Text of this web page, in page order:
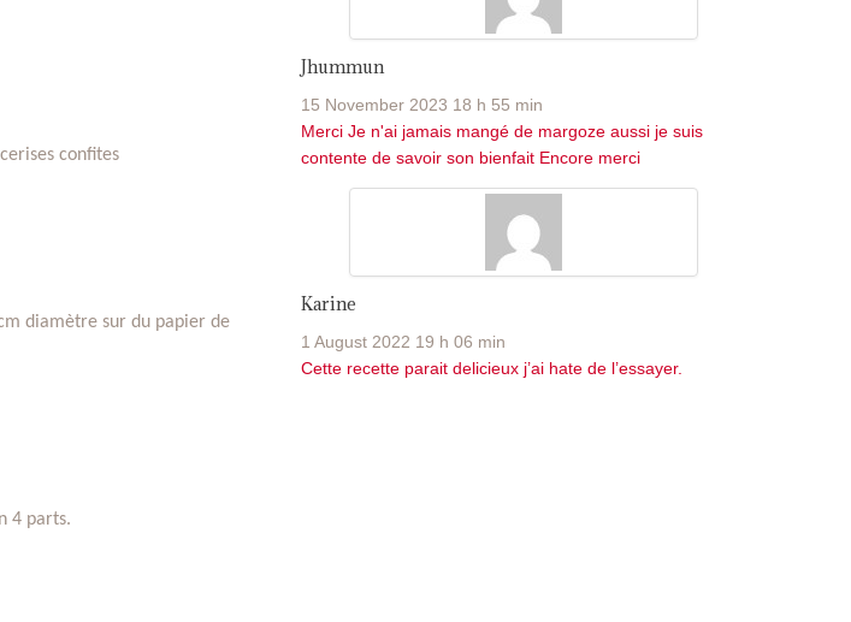
confites
diamètre sur du papier de
4 parts.
Jhummun
15 November 2023 18 h 55 min
Merci Je n'ai jamais mangé de margoze aussi je suis
contente de savoir son bienfait Encore merci
Karine
1 August 2022 19 h 06 min
Cette recette parait delicieux j’ai hate de l’essayer.